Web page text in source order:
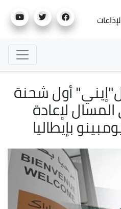
أول شحنة
لإعادة
بإيطاليا